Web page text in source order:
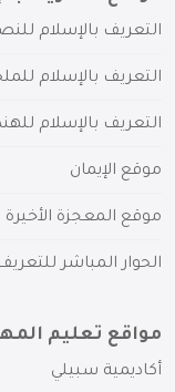
التعريف بالإسلام
التعريف بالإسلام
التعريف بالإسلام
موقع الإيمان
موقع المعجزة الأخيرة
الحوار المباشر
مواقع تعليم
أكاديمية سبيلي